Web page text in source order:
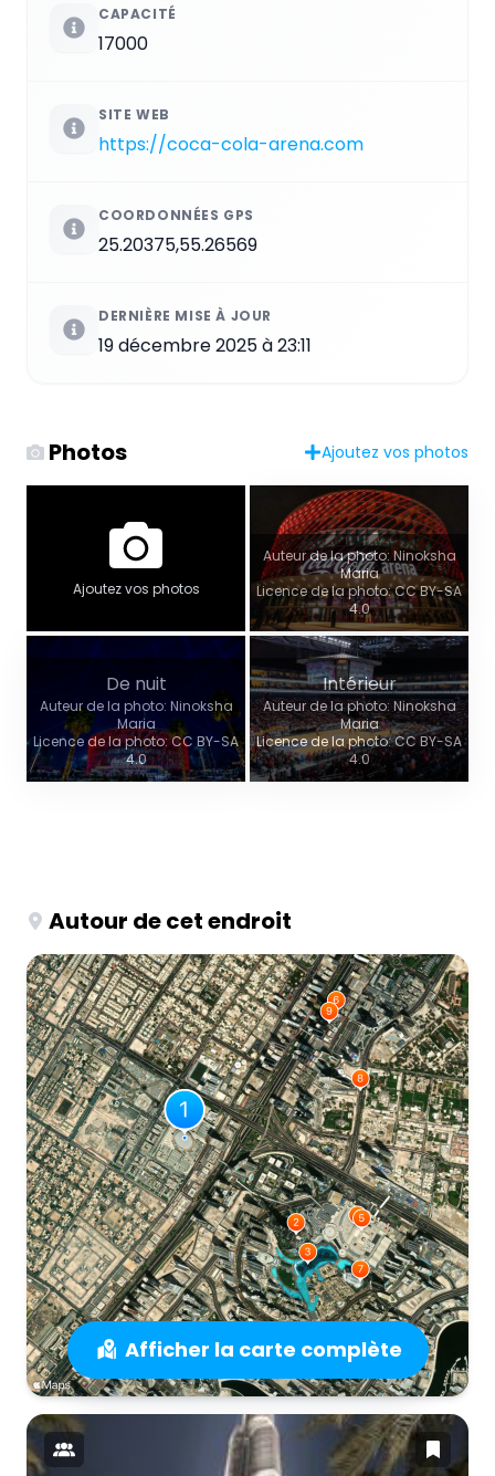
CAPACITÉ
17000
SITE WEB
https://coca-cola-arena.com
COORDONNÉES GPS
25.20375,55.26569
DERNIÈRE MISE À JOUR
19 décembre 2025 à 23:11
Photos Ajoutez vos photos
Ajoutez vos photos
Auteur de la photo: Ninoksha
Maria
Licence de la photo: CC BY-SA
4.0
De nuit
Auteur de la photo: Ninoksha
Maria
Licence de la photo: CC BY-SA
4.0
Intérieur
Auteur de la photo: Ninoksha
Maria
Licence de la photo: CC BY-SA
4.0
Autour de cet endroit
Afficher la carte complète